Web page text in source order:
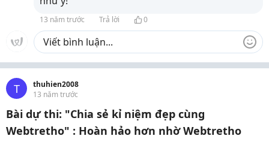
13 năm trước Trả lời 0
T
thuhien2008
13 năm trước
Bài dự thi: "Chia sẻ kỉ niệm đẹp cùng
Webtretho" : Hoàn hảo hơn nhờ Webtretho